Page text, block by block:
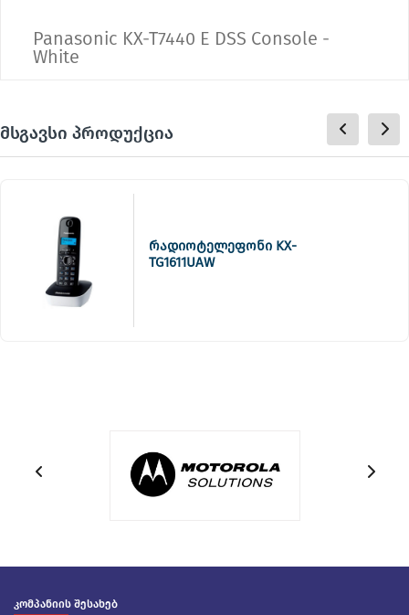
Panasonic KX-T7440 E DSS Console -
White
მსგავსი პროდუქცია
რადიოტელეფონი KX-
TG1611UAW
კომპანიის შესახებ